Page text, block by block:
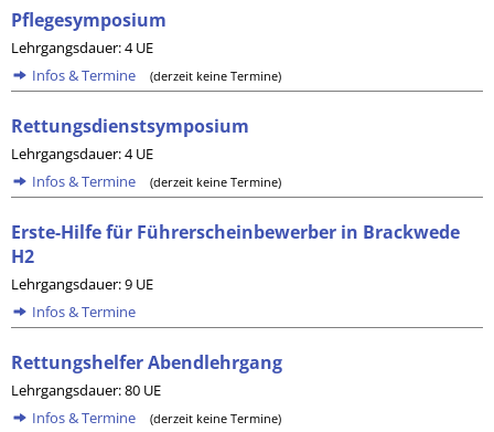
Pflegesymposium
Lehrgangsdauer: 4 UE
Infos & Termine
(derzeit keine Termine)
Rettungsdienstsymposium
Lehrgangsdauer: 4 UE
Infos & Termine
(derzeit keine Termine)
Erste-Hilfe für Führerscheinbewerber in Brackwede
H2
Lehrgangsdauer: 9 UE
Infos & Termine
Rettungshelfer Abendlehrgang
Lehrgangsdauer: 80 UE
Infos & Termine
(derzeit keine Termine)